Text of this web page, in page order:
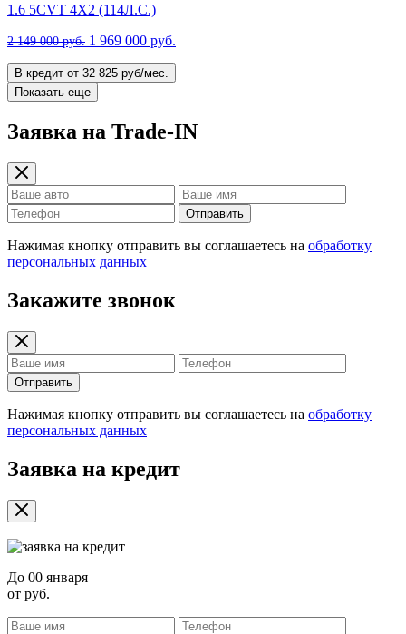
1.6 5CVT 4X2 (114Л.С.)
2 149 000 руб. 1 969 000 руб.
В кредит от 32 825 руб/мес.
Показать еще
Заявка на Trade-IN
Отправить
Нажимая кнопку отправить вы соглашаетесь на обработку
персональных данных
Закажите звонок
Отправить
Нажимая кнопку отправить вы соглашаетесь на обработку
персональных данных
Заявка на кредит
До 00 января
от руб.